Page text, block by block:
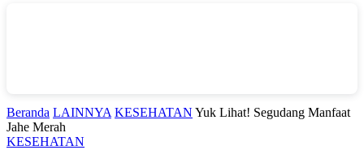
Beranda LAINNYA KESEHATAN Yuk Lihat! Segudang Manfaat
Jahe Merah
KESEHATAN